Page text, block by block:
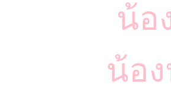
น้อ
น้อ